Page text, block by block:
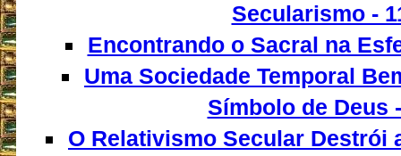
Secularismo -
Encontrando o Sacral na
Uma Sociedade Temporal
Símbolo de Deus
O Relativismo Secular Destrói